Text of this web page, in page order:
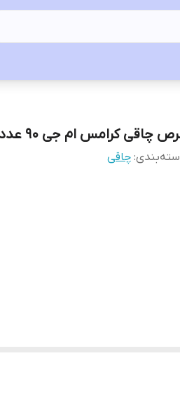
چاقی کرامس ام جی 90 عددی
: چاقی